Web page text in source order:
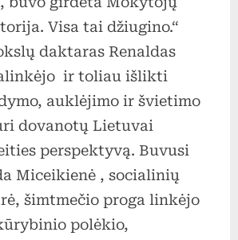
Visa tai džiugino.“
daktaras Renaldas
ir toliau išlikti
auklėjimo ir švietimo
dovanotų Lietuvai
perspektyvą. Buvusi
Miceikienė , socialinių
šimtmečio proga linkėjo
polėkio,